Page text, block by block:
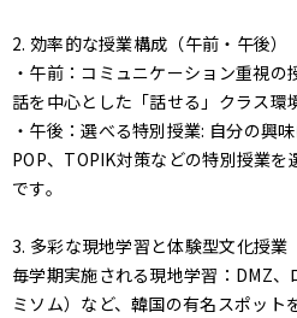
2. 効率的な授業構成（午前・午後）
・午前：コミュニケーション重視
話を中心とした「話せる」クラス環
・午後：選べる特別授業: 自分の興
POP、TOPIK対策などの特別授業
です。
3. 多彩な現地学習と体験型文化授業
毎学期実施される現地学習：DMZ
ミソム）など、韓国の有名スポット